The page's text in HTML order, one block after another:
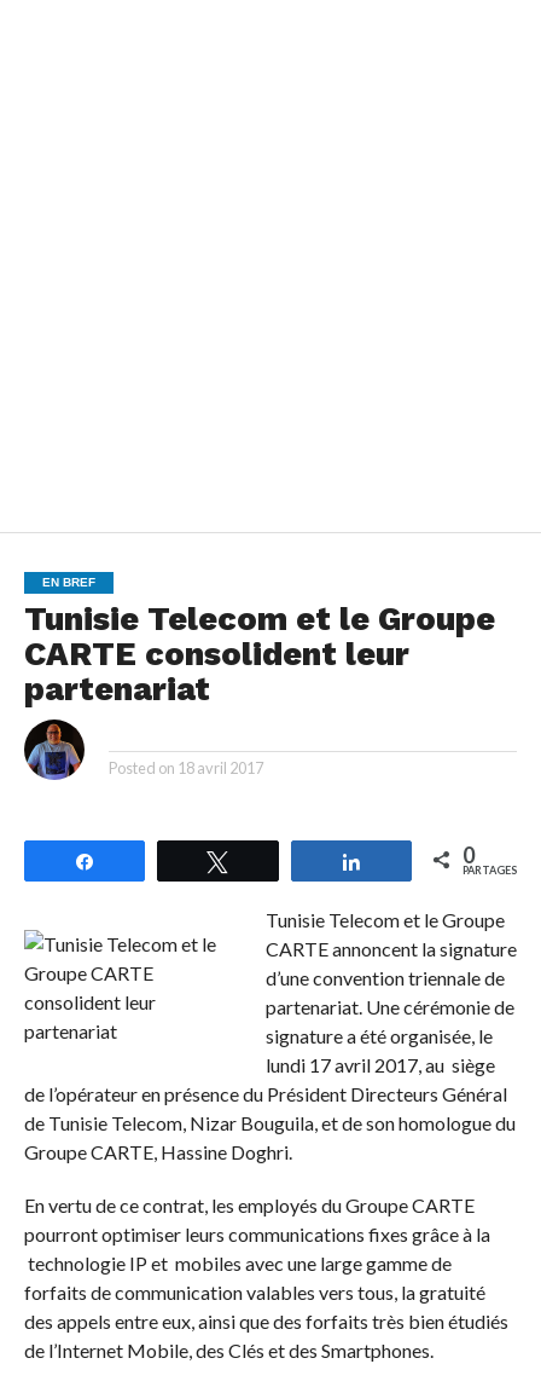
EN BREF
Tunisie Telecom et le Groupe
CARTE consolident leur
partenariat
Posted on 18 avril 2017
Partagez 0
PARTAGES
Tunisie Telecom et le Groupe
CARTE annoncent la signature
d’une convention triennale de
partenariat. Une cérémonie de
signature a été organisée, le
lundi 17 avril 2017, au siège
de l’opérateur en présence du Président Directeurs Général
de Tunisie Telecom, Nizar Bouguila, et de son homologue du
Groupe CARTE, Hassine Doghri.
En vertu de ce contrat, les employés du Groupe CARTE
pourront optimiser leurs communications fixes grâce à la
technologie IP et mobiles avec une large gamme de
forfaits de communication valables vers tous, la gratuité
des appels entre eux, ainsi que des forfaits très bien étudiés
de l’Internet Mobile, des Clés et des Smartphones.